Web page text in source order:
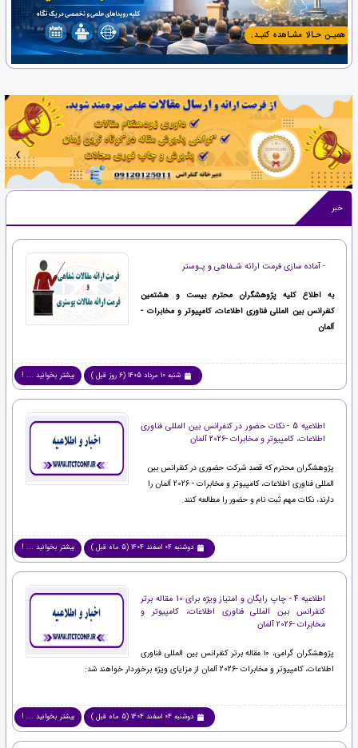
‹ ›
خبر
- آماده سازی فرمت ارائه شـفاهی و پـوستر
به اطلاع کلیه پژوهشگران محترم بیست و هشتمین
کنفرانس بین المللی فناوری اطلاعات، کامپیوتر و مخابرات -
آلمان
شنبه 10 مرداد 1405 (6 روز قبل ) بیشتر بخوانید ... !
اطلاعیه 5 - نکات حضور در کنفرانس بین المللی فناوری
اطلاعات، کامپیوتر و مخابرات -2026 آلمان
پژوهشگران محترم که قصد شرکت حضوری در کنفرانس بین
المللی فناوری اطلاعات، کامپیوتر و مخابرات - 2026 آلمان را
دارند، نکات مهم ثبت نام و حضور را مطالعه کنند.
دوشنبه 04 اسفند 1404 (5 ماه قبل ) بیشتر بخوانید ... !
اطلاعیه 4 - چاپ رایگان و امتیاز ویژه برای 10 مقاله برتر
کنفرانس بین المللی فناوری اطلاعات، کامپیوتر و
مخابرات -2026 آلمان
پژوهشگران گرامی، ۱۰ مقاله برتر کنفرانس بین المللی فناوری
اطلاعات، کامپیوتر و مخابرات -2026 آلمان از مزایای ویژه برخوردار خواهند شد:
دوشنبه 04 اسفند 1404 (5 ماه قبل ) بیشتر بخوانید ... !